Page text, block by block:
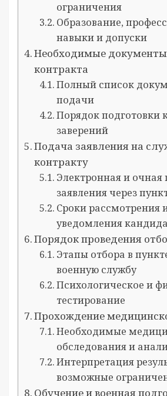
ограничения
Образование,
навыки и допуски
Необходимые
контракта
Полный список
подачи
Порядок подготовки
заверений
Подача заявления на
контракту
Электронная и очная
заявления через
Сроки рассмотрения
уведомления
Порядок проведения
Этапы отбора в
военную службу
Психологическое и
тестирование
Прохождение
Необходимые
обследования и
Интерпретация
возможные
Обучение и военная